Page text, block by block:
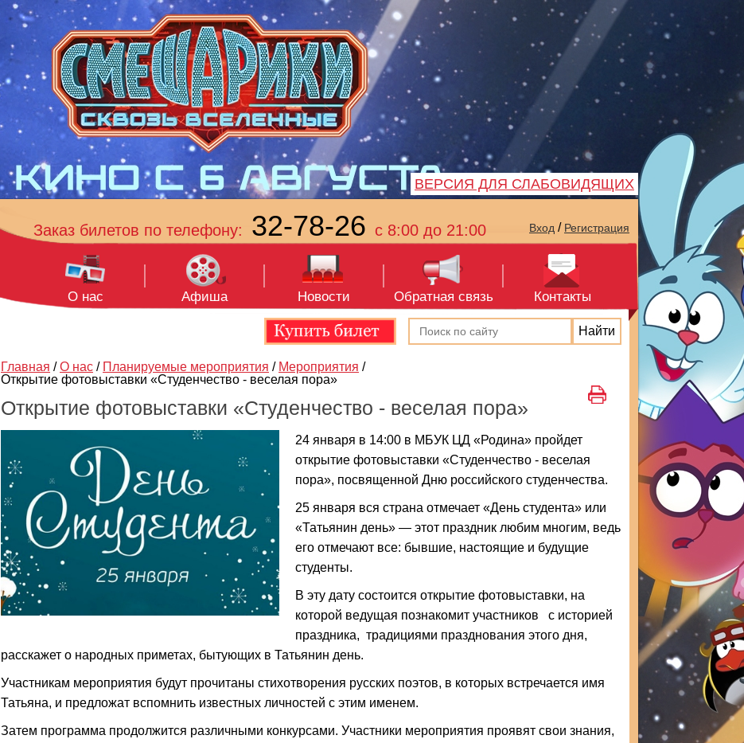
ВЕРСИЯ ДЛЯ СЛАБОВИДЯЩИХ
Заказ билетов по телефону: 32-78-26 с 8:00 до 21:00 Вход / Регистрация
О нас Афиша Новости Обратная связь Контакты
Главная / О нас / Планируемые мероприятия / Мероприятия /
Открытие фотовыставки «Студенчество - веселая пора»
Открытие фотовыставки «Студенчество - веселая пора»
24 января в 14:00 в МБУК ЦД «Родина» пройдет
открытие фотовыставки «Студенчество - веселая
пора», посвященной Дню российского студенчества.
25 января вся страна отмечает «День студента» или
«Татьянин день» — этот праздник любим многим, ведь
его отмечают все: бывшие, настоящие и будущие
студенты.
В эту дату состоится открытие фотовыставки, на
которой ведущая познакомит участников с историей
праздника, традициями празднования этого дня,
расскажет о народных приметах, бытующих в Татьянин день.
Участникам мероприятия будут прочитаны стихотворения русских поэтов, в которых встречается имя
Татьяна, и предложат вспомнить известных личностей с этим именем.
Затем программа продолжится различными конкурсами. Участники мероприятия проявят свои знания,